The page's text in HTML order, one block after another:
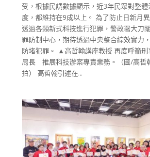
受，根據民調數據顯示，近3年民眾對整
度，都維持在9成以上。 為了防止日新月
透過各類新式科技進行犯罪，警政署大刀
罪防制中心，期待透過中央整合綜效實力
防堵犯罪。 ▲高哲翰講座教授 再度呼籲刑
局長 推展科技辦案專責業務。（圖/高哲
拍） 高哲翰引述在...